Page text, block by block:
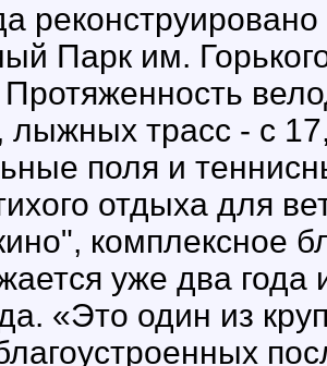
Парк им.
лыжных трасс - с
поля и
отдыха для
комплексное
уже два года
«Это один из